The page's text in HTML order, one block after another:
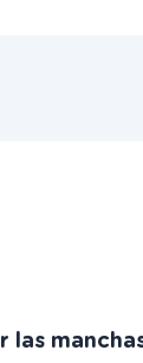
las